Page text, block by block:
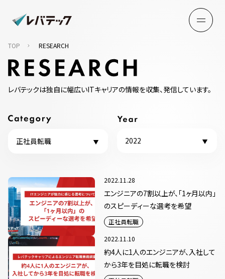
TOP RESEARCH
レバテックは独自に幅広いITキャリアの情報を収集、発信しています。
正社員転職 2022
2022.11.28
エンジニアの7割以上が、「1ヶ月以内」
のスピーディーな選考を希望
正社員転職
2022.11.10
約4人に1人のエンジニアが、入社して
から3年を目処に転職を検討